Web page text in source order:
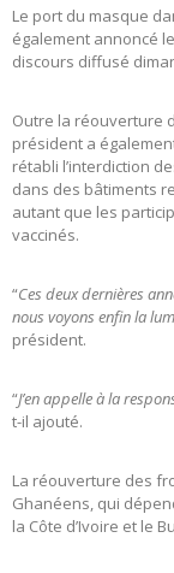
Le port du masque
également annoncé
discours diffusé
Outre la réouverture
président a
rétabli l’interdiction
dans des bâtiments
autant que les
vaccinés.
“Ces deux dernières
nous voyons enfin la
président.
“J’en appelle à la
t-il ajouté.
La réouverture des
Ghanéens, qui
la Côte d’Ivoire et le